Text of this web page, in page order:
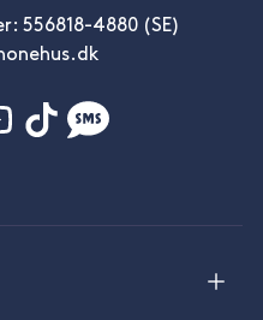
556818-4880 (SE)